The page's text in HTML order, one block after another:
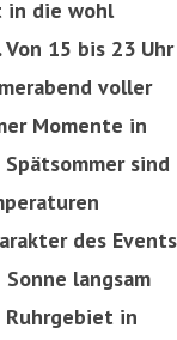
in die wohl
15 bis 23 Uhr
voller
Momente in
sind
des Events
langsam
in